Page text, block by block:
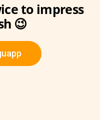
to impress
😉